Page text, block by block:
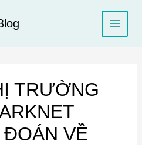
TRƯỜNG
VỀ